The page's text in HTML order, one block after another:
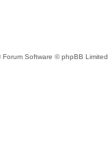
Forum Software © phpBB Limited